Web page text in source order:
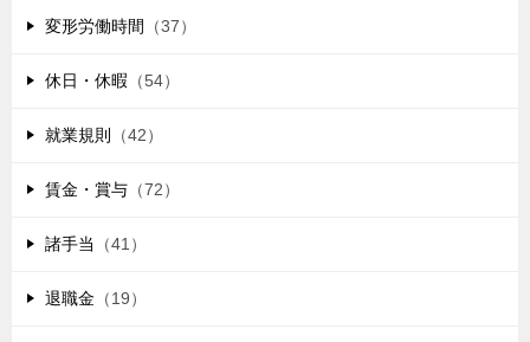
変形労働時間 （37）
休日・休暇 （54）
就業規則 （42）
賃金・賞与 （72）
諸手当 （41）
退職金 （19）